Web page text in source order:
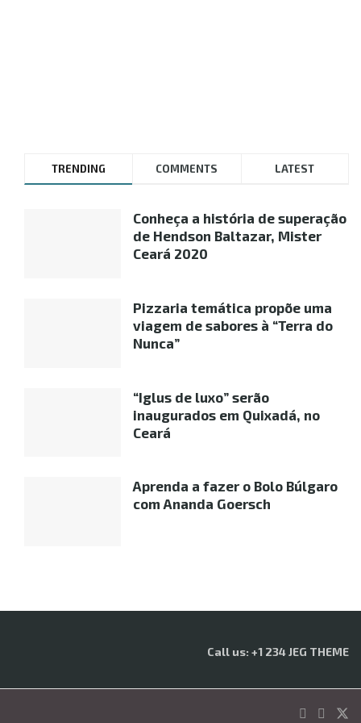
TRENDING COMMENTS LATEST
Conheça a história de superação
de Hendson Baltazar, Mister
Ceará 2020
Pizzaria temática propõe uma
viagem de sabores à “Terra do
Nunca”
“Iglus de luxo” serão
inaugurados em Quixadá, no
Ceará
Aprenda a fazer o Bolo Búlgaro
com Ananda Goersch
Call us: +1 234 JEG THEME